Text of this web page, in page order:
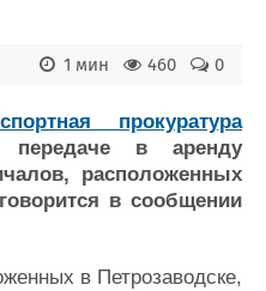
флота
0
460
1 мин
прокуратура
в аренду
расположенных
в сообщении
в Петрозаводске,